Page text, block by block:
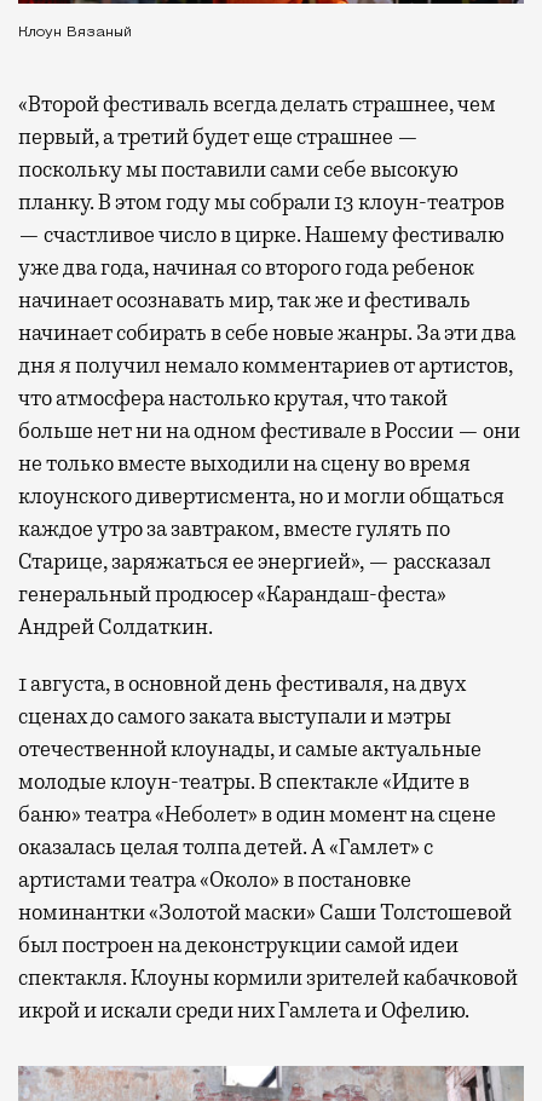
Клоун Вязаный
«Второй фестиваль всегда делать страшнее, чем
первый, а третий будет еще страшнее —
поскольку мы поставили сами себе высокую
планку. В этом году мы собрали 13 клоун-театров
— счастливое число в цирке. Нашему фестивалю
уже два года, начиная со второго года ребенок
начинает осознавать мир, так же и фестиваль
начинает собирать в себе новые жанры. За эти два
дня я получил немало комментариев от артистов,
что атмосфера настолько крутая, что такой
больше нет ни на одном фестивале в России — они
не только вместе выходили на сцену во время
клоунского дивертисмента, но и могли общаться
каждое утро за завтраком, вместе гулять по
Старице, заряжаться ее энергией», — рассказал
генеральный продюсер «Карандаш-феста»
Андрей Солдаткин.
1 августа, в основной день фестиваля, на двух
сценах до самого заката выступали и мэтры
отечественной клоунады, и самые актуальные
молодые клоун-театры. В спектакле «Идите в
баню» театра «Неболет» в один момент на сцене
оказалась целая толпа детей. А «Гамлет» с
артистами театра «Около» в постановке
номинантки «Золотой маски» Саши Толстошевой
был построен на деконструкции самой идеи
спектакля. Клоуны кормили зрителей кабачковой
икрой и искали среди них Гамлета и Офелию.